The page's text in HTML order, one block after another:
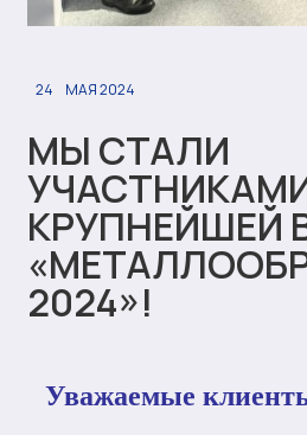
24 МАЯ 2024
МЫ СТАЛИ
КРУПНЕЙШЕЙ
2024»!
Уважаемые